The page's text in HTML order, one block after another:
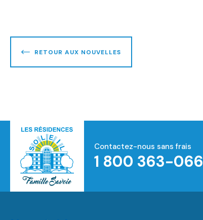
RETOUR AUX NOUVELLES
Accueil
Contactez-nous sans frais
1 800 363-